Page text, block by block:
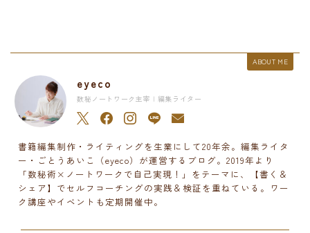
ABOUT ME
eyeco
数秘ノートワーク主宰 | 編集ライター
書籍編集制作・ライティングを生業にして20年余。編集ライタ
ー・ごとうあいこ（eyeco）が運営するブログ。2019年より
「数秘術×ノートワークで自己実現！」をテーマに、【書く＆
シェア】でセルフコーチングの実践＆検証を重ねている。ワー
ク講座やイベントも定期開催中。